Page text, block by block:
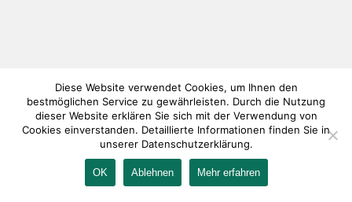
IMPRESSUM KONTAKT AGB DATENSCHUTZ
Diese Website verwendet Cookies, um Ihnen den
bestmöglichen Service zu gewährleisten. Durch die Nutzung
dieser Website erklären Sie sich mit der Verwendung von
Cookies einverstanden. Detaillierte Informationen finden Sie in
unserer Datenschutzerklärung.
OK Ablehnen Mehr erfahren